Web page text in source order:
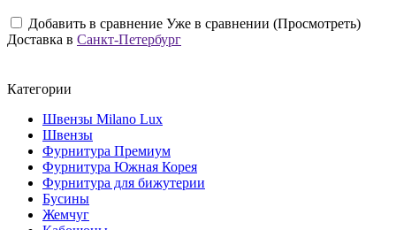
Добавить в сравнение Уже в сравнении (Просмотреть)
Доставка в Санкт-Петербург
Категории
Швензы Milano Lux
Швензы
Фурнитура Премиум
Фурнитура Южная Корея
Фурнитура для бижутерии
Бусины
Жемчуг